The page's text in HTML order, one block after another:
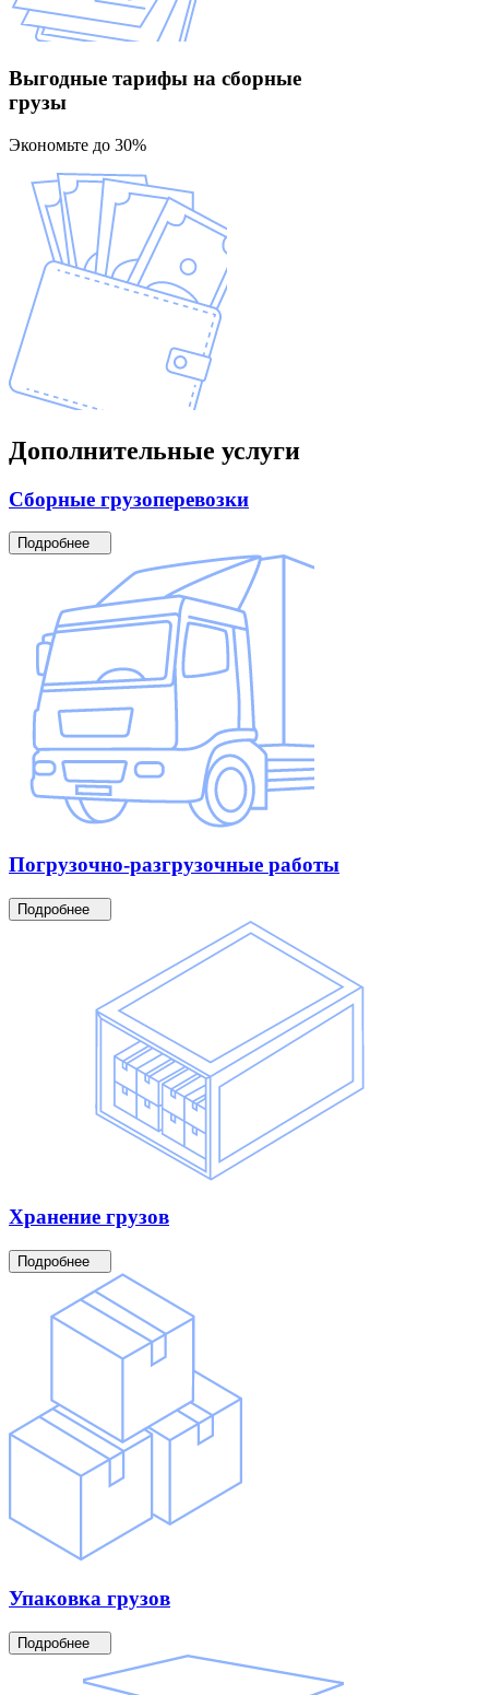
Выгодные тарифы на сборные
грузы
Экономьте до 30%
Дополнительные услуги
Сборные грузоперевозки
Подробнее
Погрузочно-разгрузочные работы
Подробнее
Хранение грузов
Подробнее
Упаковка грузов
Подробнее